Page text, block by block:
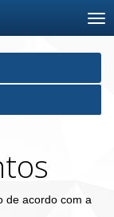
de acordo com a